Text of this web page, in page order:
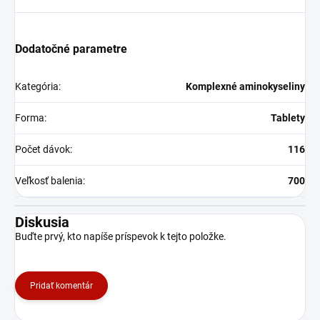
Dodatočné parametre
Kategória: Komplexné aminokyseliny
Forma: Tablety
Počet dávok: 116
Veľkosť balenia: 700
Diskusia
Buďte prvý, kto napíše príspevok k tejto položke.
Pridať komentár